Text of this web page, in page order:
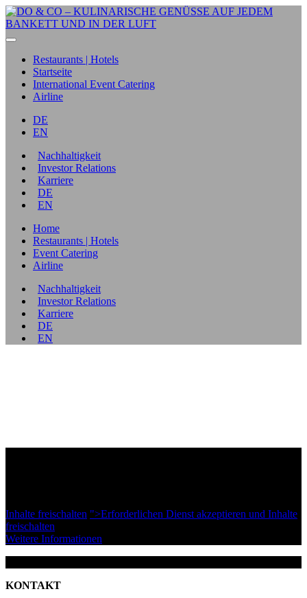
Restaurants | Hotels
Startseite
International Event Catering
Airline
DE
EN
Nachhaltigkeit
Investor Relations
Karriere
DE
EN
Home
Restaurants | Hotels
Event Catering
Airline
Nachhaltigkeit
Investor Relations
Karriere
DE
EN
Inhalte freischalten ">Erforderlichen Dienst akzeptieren und Inhalte
freischalten
Weitere Informationen
KONTAKT